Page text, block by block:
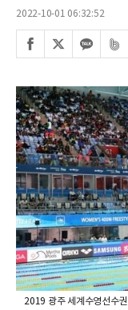
2022-10-01 06:32:52
2019 광주 세계수영선수